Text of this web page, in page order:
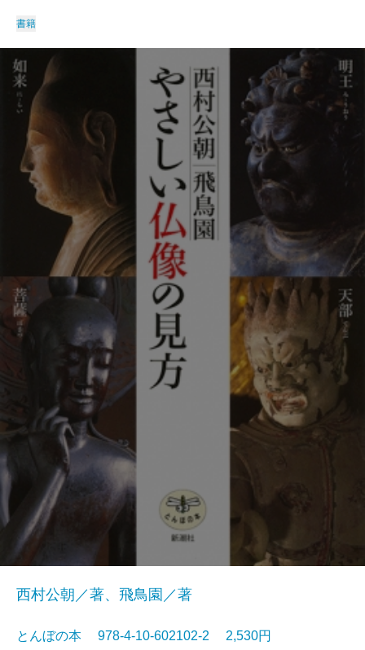
書籍
西村公朝／著、飛鳥園／著
とんぼの本 978-4-10-602102-2 2,530円